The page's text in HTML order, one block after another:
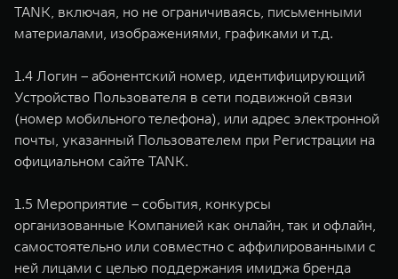
TANK, включая, но не ограничиваясь, письменными
материалами, изображениями, графиками и т.д.
1.4 Логин – абонентский номер, идентифицирующий
Устройство Пользователя в сети подвижной связи
(номер мобильного телефона), или адрес электронной
почты, указанный Пользователем при Регистрации на
официальном сайте TANK.
1.5 Мероприятие – события, конкурсы
организованные Компанией как онлайн, так и офлайн,
самостоятельно или совместно с аффилированными с
ней лицами с целью поддержания имиджа бренда